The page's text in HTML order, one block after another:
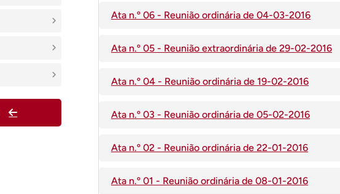
Ata n.º 06 - Reunião ordinária de 04-03-2016
Ata n.º 05 - Reunião extraordinária de 29-02-2016
Ata n.º 04 - Reunião ordinária de 19-02-2016
Ata n.º 03 - Reunião ordinária de 05-02-2016
Ata n.º 02 - Reunião ordinária de 22-01-2016
Ata n.º 01 - Reunião ordinária de 08-01-2016